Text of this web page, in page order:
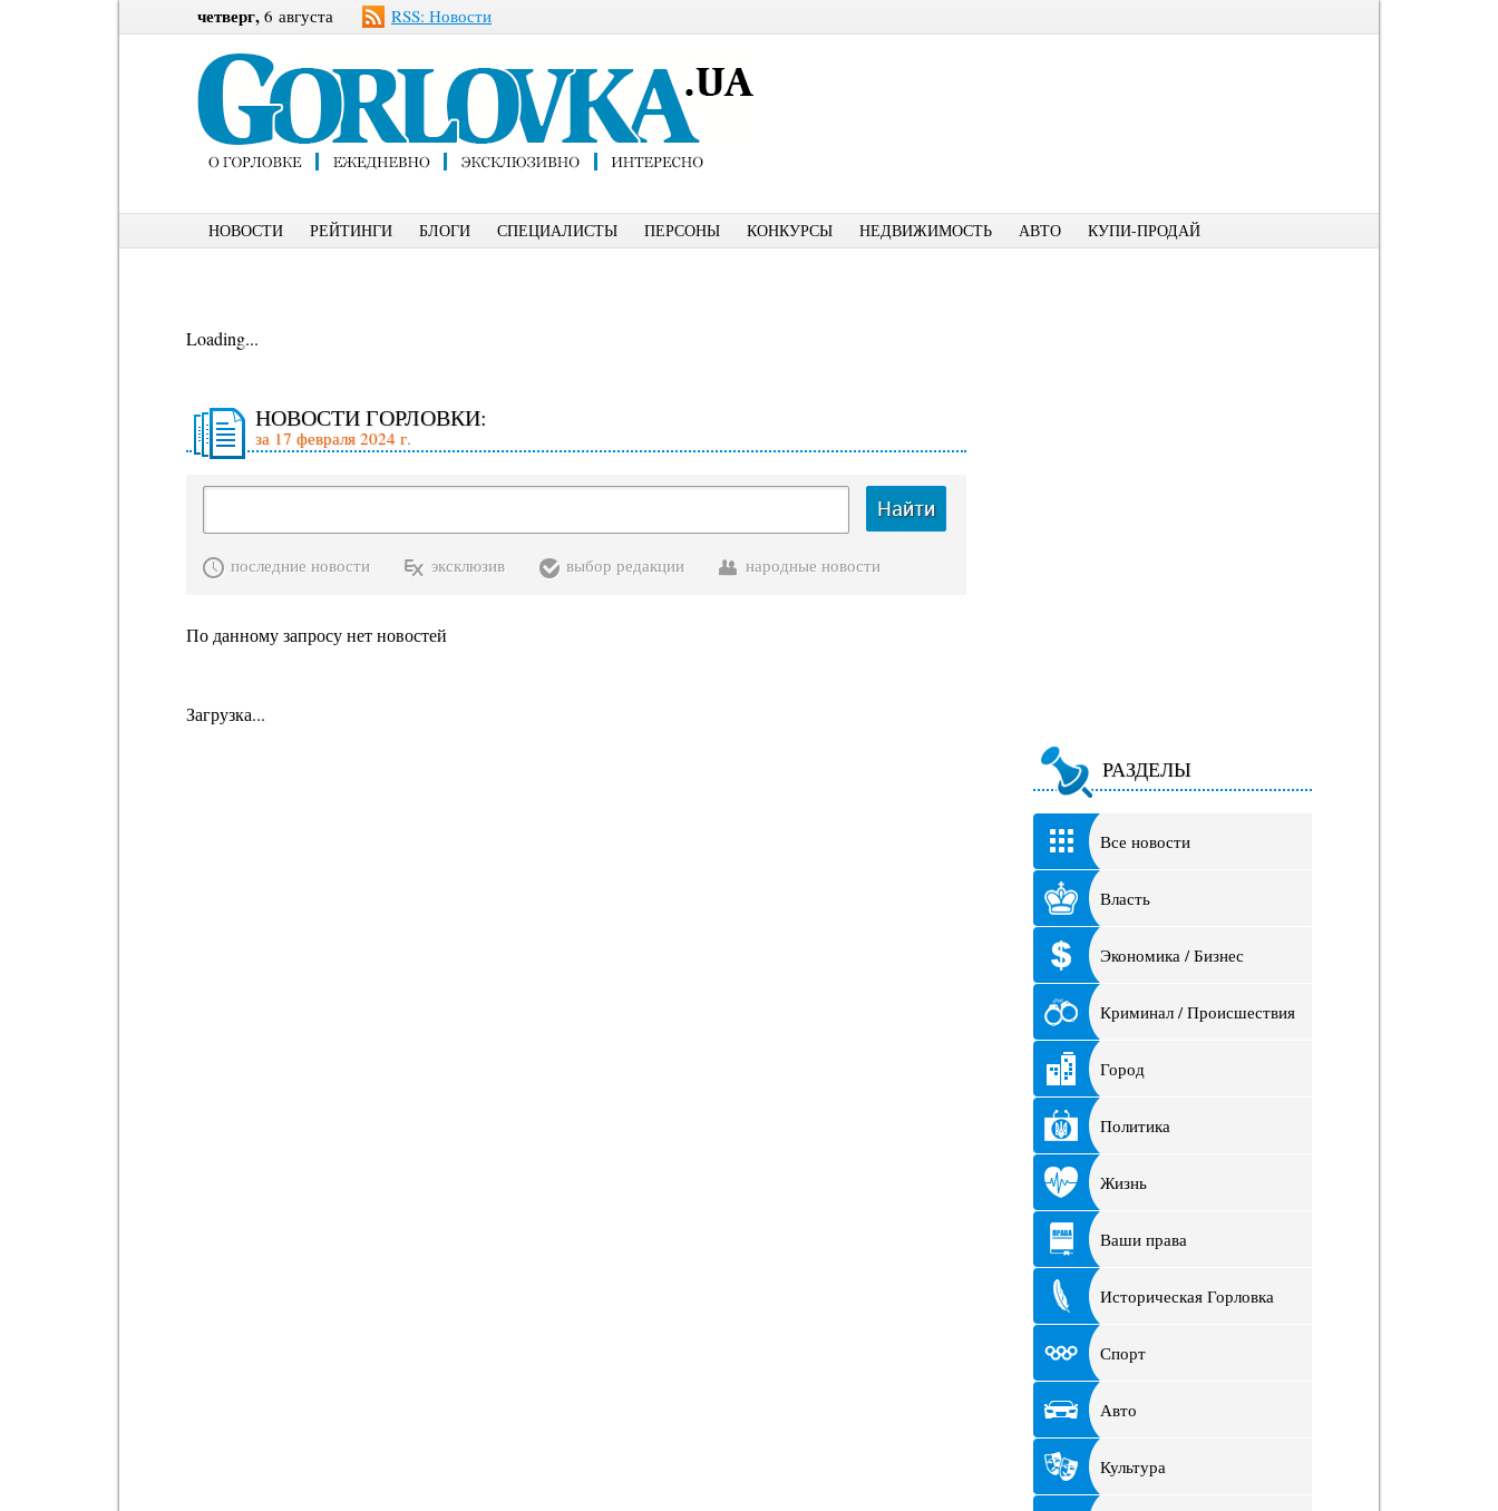
четверг, 6 августа RSS: Новости
НОВОСТИ РЕЙТИНГИ БЛОГИ СПЕЦИАЛИСТЫ ПЕРСОНЫ КОНКУРСЫ НЕДВИЖИМОСТЬ АВТО КУПИ-ПРОДАЙ
Loading...
НОВОСТИ ГОРЛОВКИ:
за 17 февраля 2024 г.
Найти
последние новости эксклюзив выбор редакции народные новости
По данному запросу нет новостей
Загрузка...
РАЗДЕЛЫ
Все новости
Власть
Экономика / Бизнес
Криминал / Происшествия
Город
Политика
Жизнь
Ваши права
Историческая Горловка
Спорт
Авто
Культура